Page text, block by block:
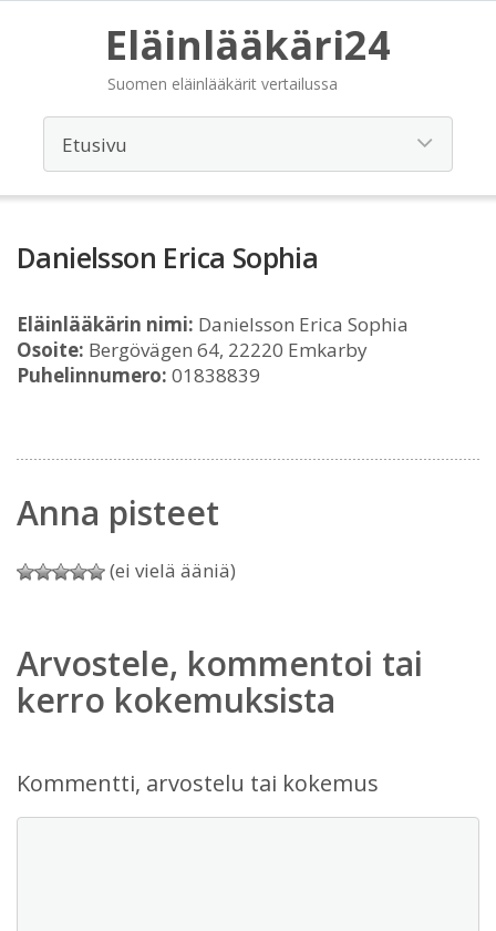
Eläinlääkäri24
Suomen eläinlääkärit vertailussa
Danielsson Erica Sophia
Eläinlääkärin nimi: Danielsson Erica Sophia
Osoite: Bergövägen 64, 22220 Emkarby
Puhelinnumero: 01838839
Anna pisteet
(ei vielä ääniä)
Arvostele, kommentoi tai
kerro kokemuksista
Kommentti, arvostelu tai kokemus